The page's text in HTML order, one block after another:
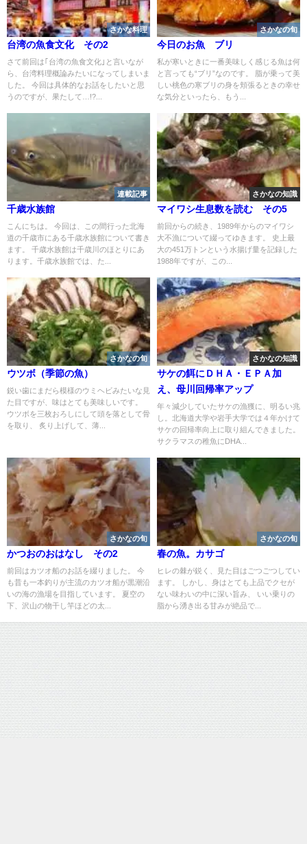
さかな料理
台湾の魚食文化 その2
さて前回は｢台湾の魚食文化｣と言いなが
ら、台湾料理概論みたいになってしまいま
した。 今回は具体的なお話をしたいと思
うのですが、果たして…!?...
さかなの旬
今日のお魚 ブリ
私が寒いときに一番美味しく感じる魚は何
と言っても“ブリ”なのです。 脂が乗って美
しい桃色の寒ブリの身を頬張るときの幸せ
な気分といったら、もう...
連載記事
千歳水族館
こんにちは。 今回は、この間行った北海
道の千歳市にある千歳水族館について書き
ます。 千歳水族館は千歳川のほとりにあ
ります。千歳水族館では、た...
さかなの知識
マイワシ生息数を読む その5
前回からの続き、1989年からのマイワシ
大不漁について綴ってゆきます。 史上最
大の451万トンという水揚げ量を記録した
1988年ですが、この...
さかなの旬
ウツボ（季節の魚）
鋭い歯にまだら模様のウミヘビみたいな見
た目ですが、味はとても美味しいです。
ウツボを三枚おろしにして頭を落として骨
を取り、 炙り上げして、薄...
さかなの知識
サケの餌にＤＨＡ・ＥＰＡ加
え、母川回帰率アップ
年々減少していたサケの漁獲に、明るい兆
し。北海道大学や岩手大学では４年かけて
サケの回帰率向上に取り組んできました。
サクラマスの稚魚にDHA...
さかなの旬
かつおのおはなし その2
前回はカツオ船のお話を綴りました。 今
も昔も一本釣りが主流のカツオ船が黒潮沿
いの海の漁場を目指しています。 夏空の
下、沢山の物干し竿ほどの太...
さかなの旬
春の魚。カサゴ
ヒレの棘が鋭く、見た目はごつごつしてい
ます。 しかし、身はとても上品でクセが
ない味わいの中に深い旨み、 いい乗りの
脂から湧き出る甘みが絶品で...